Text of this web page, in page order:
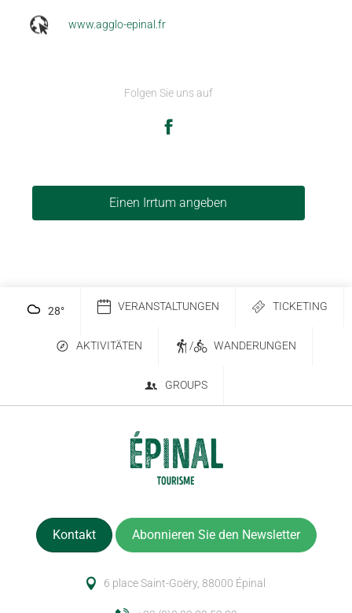
www.agglo-epinal.fr
Folgen Sie uns auf
Einen Irrtum angeben
28° VERANSTALTUNGEN TICKETING
AKTIVITÄTEN / WANDERUNGEN
GROUPS
Kontakt Abonnieren Sie den Newsletter
6 place Saint-Goëry, 88000 Épinal